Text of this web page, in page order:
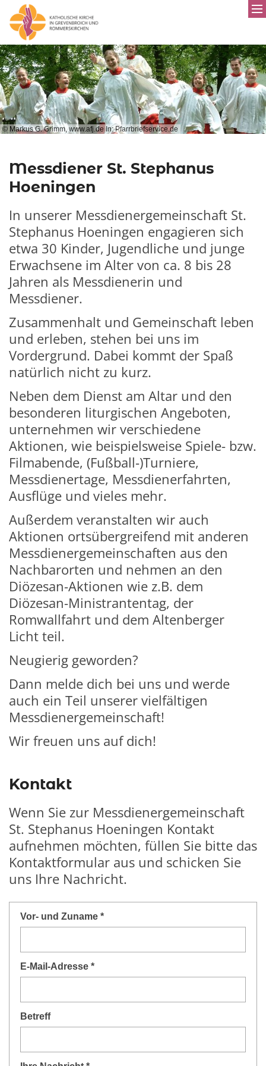
© Markus G. Grimm, www.afj.de In: Pfarrbriefservice.de
Messdiener St. Stephanus
Hoeningen
In unserer Messdienergemeinschaft St.
Stephanus Hoeningen engagieren sich
etwa 30 Kinder, Jugendliche und junge
Erwachsene im Alter von ca. 8 bis 28
Jahren als Messdienerin und
Messdiener.
Zusammenhalt und Gemeinschaft leben
und erleben, stehen bei uns im
Vordergrund. Dabei kommt der Spaß
natürlich nicht zu kurz.
Neben dem Dienst am Altar und den
besonderen liturgischen Angeboten,
unternehmen wir verschiedene
Aktionen, wie beispielsweise Spiele- bzw.
Filmabende, (Fußball-)Turniere,
Messdienertage, Messdienerfahrten,
Ausflüge und vieles mehr.
Außerdem veranstalten wir auch
Aktionen ortsübergreifend mit anderen
Messdienergemeinschaften aus den
Nachbarorten und nehmen an den
Diözesan-Aktionen wie z.B. dem
Diözesan-Ministrantentag, der
Romwallfahrt und dem Altenberger
Licht teil.
Neugierig geworden?
Dann melde dich bei uns und werde
auch ein Teil unserer vielfältigen
Messdienergemeinschaft!
Wir freuen uns auf dich!
Kontakt
Wenn Sie zur Messdienergemeinschaft
St. Stephanus Hoeningen Kontakt
aufnehmen möchten, füllen Sie bitte das
Kontaktformular aus und schicken Sie
uns Ihre Nachricht.
Vor- und Zuname *
E-Mail-Adresse *
Betreff